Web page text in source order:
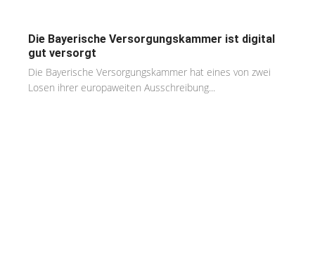
Die Bayerische Versorgungskammer ist digital
gut versorgt
Die Bayerische Versorgungskammer hat eines von zwei
Losen ihrer europaweiten Ausschreibung...